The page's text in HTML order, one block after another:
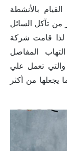
بالأنشطة
من تآكل السائل
لذا قامت شركة
المفاصل
من مكونات طبيعية 100% والتي تعمل علي
يجعلها من أكثر